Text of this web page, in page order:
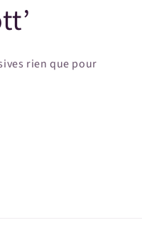
rien que pour